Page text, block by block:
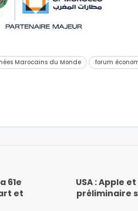
Marocains du Monde forum
61e
et
USA : Apple
préliminaire